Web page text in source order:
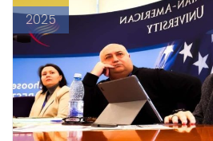
2025